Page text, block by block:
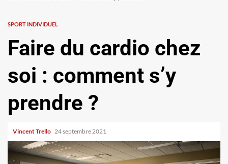
SPORT INDIVIDUEL
Faire du cardio chez
soi : comment s’y
prendre ?
Vincent Trello 24 septembre 2021